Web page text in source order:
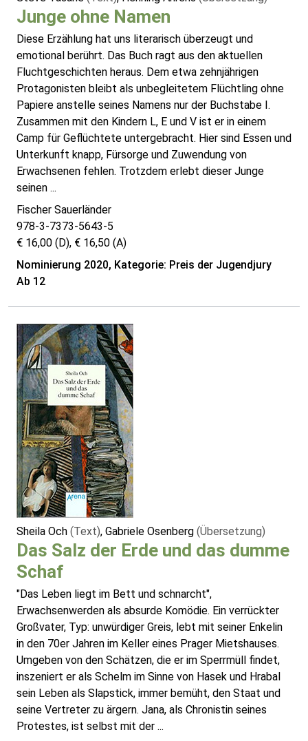
Junge ohne Namen
Diese Erzählung hat uns literarisch überzeugt und
emotional berührt. Das Buch ragt aus den aktuellen
Fluchtgeschichten heraus. Dem etwa zehnjährigen
Protagonisten bleibt als unbegleitetem Flüchtling ohne
Papiere anstelle seines Namens nur der Buchstabe I.
Zusammen mit den Kindern L, E und V ist er in einem
Camp für Geflüchtete untergebracht. Hier sind Essen und
Unterkunft knapp, Fürsorge und Zuwendung von
Erwachsenen fehlen. Trotzdem erlebt dieser Junge
seinen ...
Fischer Sauerländer
978-3-7373-5643-5
€ 16,00 (D), € 16,50 (A)
Nominierung 2020, Kategorie: Preis der Jugendjury
Ab 12
Sheila Och (Text), Gabriele Osenberg (Übersetzung)
Das Salz der Erde und das dumme
Schaf
"Das Leben liegt im Bett und schnarcht",
Erwachsenwerden als absurde Komödie. Ein verrückter
Großvater, Typ: unwürdiger Greis, lebt mit seiner Enkelin
in den 70er Jahren im Keller eines Prager Mietshauses.
Umgeben von den Schätzen, die er im Sperrmüll findet,
inszeniert er als Schelm im Sinne von Hasek und Hrabal
sein Leben als Slapstick, immer bemüht, den Staat und
seine Vertreter zu ärgern. Jana, als Chronistin seines
Protestes, ist selbst mit der ...